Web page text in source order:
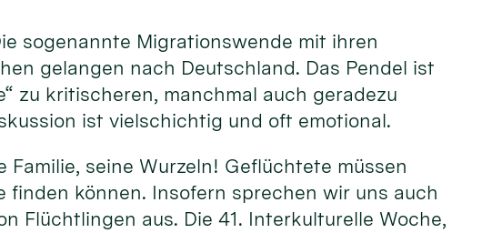
sogenannte Migrationswende mit ihren
gelangen nach Deutschland. Das Pendel ist
zu kritischeren, manchmal auch geradezu
ist vielschichtig und oft emotional.
seine Wurzeln! Geflüchtete müssen
können. Insofern sprechen wir uns auch
Flüchtlingen aus. Die 41. Interkulturelle Woche,